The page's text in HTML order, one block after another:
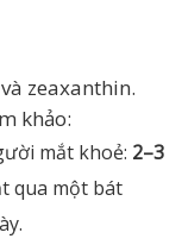
zeaxanthin.
khảo:
mắt khoẻ: 2–3
qua một bát